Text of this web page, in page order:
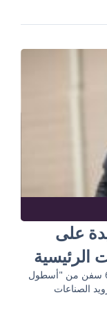
على
الرئيسية
العقوبات تشمل 19 كياناً بينها 6 بنوك روسية و6 سفن من "أسطول
الصناعات